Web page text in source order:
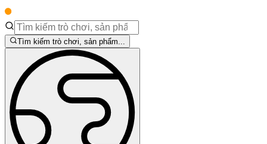
Tìm kiếm trò chơi, sản phẩm...